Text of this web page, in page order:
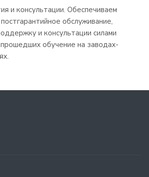
и консультации. Обеспечиваем
обслуживание,
и консультации силами
прошедших обучение на заводах-